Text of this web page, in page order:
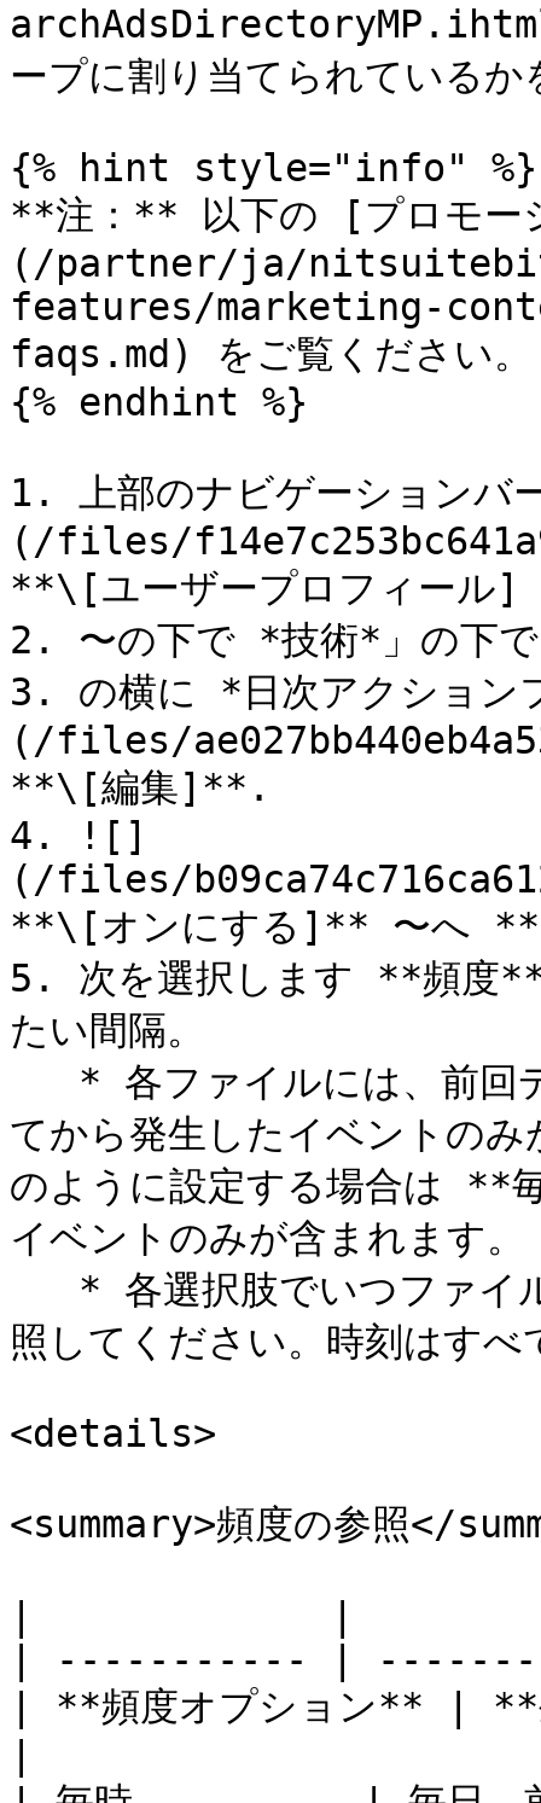
ープに割り当てられている
{% hint style="info" %}
**注：** 以下の [プロモー
(/partner/ja/
features/marketing-
faqs.md) をご覧ください。
{% endhint %}
1. 上部のナビゲーション
(/files/
**\[ユーザープロフィー
2. 〜の下で *技術*」の下
3. の横に *日次アクショ
(/files/
**\[編集]**.
4. ![]
(/files/
**\[オンにする]** 〜へ **
5. 次を選択します **頻度**
たい間隔。
てから発生したイベントの
のように設定する場合は **
イベントのみが含まれます。
照してください。時刻はすべ
<details>
<summary>頻度の参照</
| ----------- |
| **頻度オプション** | **